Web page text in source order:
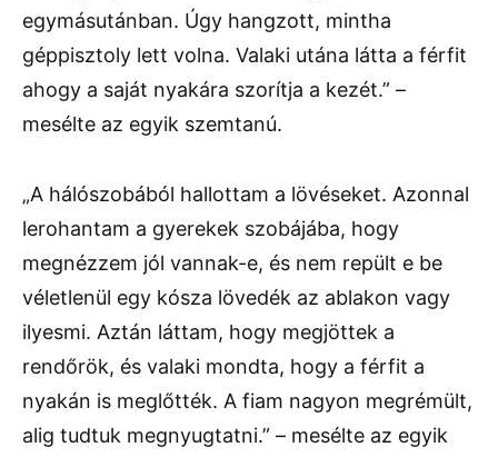
egymásutánban. Úgy hangzott, mintha
géppisztoly lett volna. Valaki utána látta a férfit
ahogy a saját nyakára szorítja a kezét.” –
mesélte az egyik szemtanú.
„A hálószobából hallottam a lövéseket. Azonnal
lerohantam a gyerekek szobájába, hogy
megnézzem jól vannak-e, és nem repült e be
véletlenül egy kósza lövedék az ablakon vagy
ilyesmi. Aztán láttam, hogy megjöttek a
rendőrök, és valaki mondta, hogy a férfit a
nyakán is meglőtték. A fiam nagyon megrémült,
alig tudtuk megnyugtatni.” – mesélte az egyik